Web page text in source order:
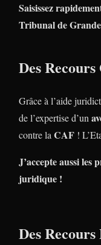
Saisissez
Tribunal de
Des
Grâce à l’aide
de l’expertise d’un
contre la CAF !
J’accepte aussi les
juridique !
Des